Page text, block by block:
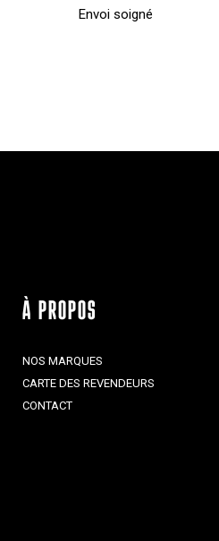
Envoi soigné
À PROPOS
NOS MARQUES
CARTE DES REVENDEURS
CONTACT